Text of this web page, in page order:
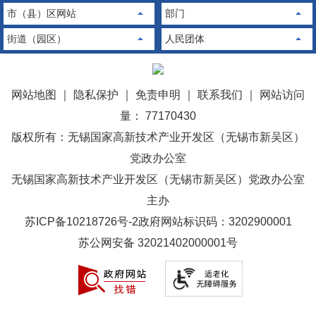
市（县）区网站 部门
街道（园区） 人民团体
网站地图 隐私保护 免责申明 联系我们
网站访问
量： 77170430
版权所有：无锡国家高新技术产业开发区（无锡市新吴区）
党政办公室
无锡国家高新技术产业开发区（无锡市新吴区）党政办公室
主办
苏ICP备10218726号-2政府网站标识码：3202900001
苏公网安备 32021402000001号